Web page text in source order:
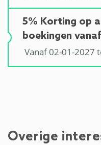
5% Korting op
boekingen
Vanaf 02-01-2027
Overige